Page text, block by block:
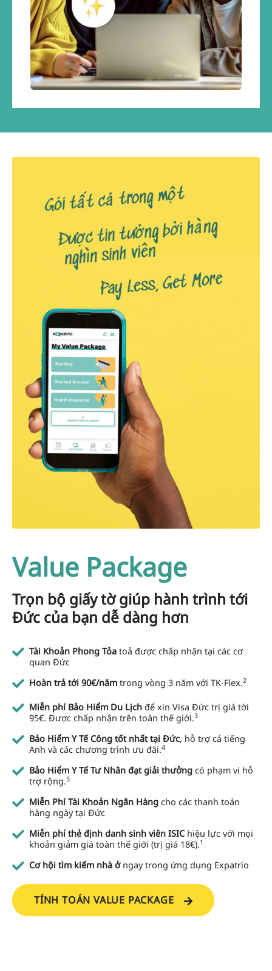
Value Package
Trọn bộ giấy tờ giúp hành trình tới
Đức của bạn dễ dàng hơn
Tài Khoản Phong Tỏa toả được chấp nhận tại các cơ
quan Đức
Hoàn trả tới 90€/năm trong vòng 3 năm với TK-Flex.2
Miễn phí Bảo Hiểm Du Lịch để xin Visa Đức trị giá tới
95€. Được chấp nhận trên toàn thế giới.3
Bảo Hiểm Y Tế Công tốt nhất tại Đức, hỗ trợ cả tiếng
Anh và các chương trình ưu đãi.4
Bảo Hiểm Y Tế Tư Nhân đạt giải thưởng có phạm vi hỗ
trợ rộng.5
Miễn Phí Tài Khoản Ngân Hàng cho các thanh toán
hàng ngày tại Đức
Miễn phí thẻ định danh sinh viên ISIC hiệu lực với mọi
khoản giảm giá toàn thế giới (trị giá 18€).1
Cơ hội tìm kiếm nhà ởngay trong ứng dụng Expatrio
TÍNH TOÁN VALUE PACKAGE